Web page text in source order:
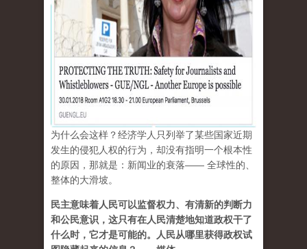
为什么会这样？经济学人只列举了某些国家近期
发生的侵犯人权的行为，却没有指明一个根本性
的原因，那就是：新闻业的衰落—— 全球性的、
整体的大滑坡。
民主意味着人民可以监督权力、有清新的判断力
和公民意识，这只有在人民清楚地知道政权干了
什么时，它才是可能的。人民从哪里获得政权试